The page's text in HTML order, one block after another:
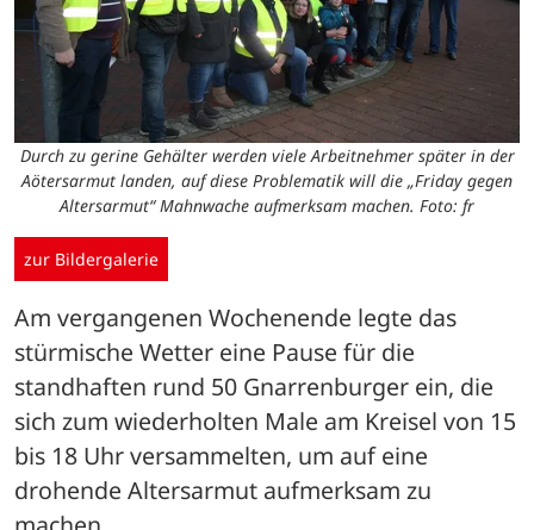
Durch zu gerine Gehälter werden viele Arbeitnehmer später in der
Aötersarmut landen, auf diese Problematik will die „Friday gegen
Altersarmut“ Mahnwache aufmerksam machen. Foto: fr
zur Bildergalerie
Am vergangenen Wochenende legte das
stürmische Wetter eine Pause für die
standhaften rund 50 Gnarrenburger ein, die
sich zum wiederholten Male am Kreisel von 15
bis 18 Uhr versammelten, um auf eine
drohende Altersarmut aufmerksam zu